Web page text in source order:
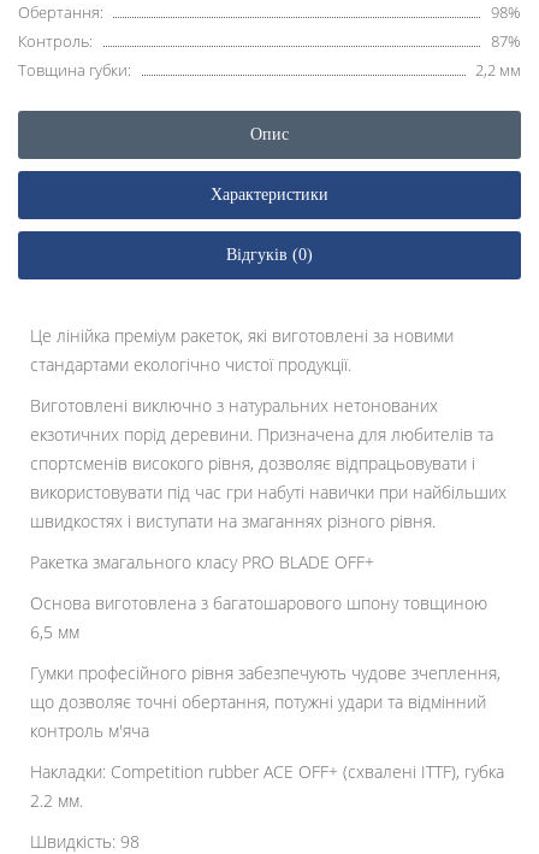
Обертання:
98%
Контроль:
87%
Товщина губки:
2,2 мм
Опис
Характеристики
Відгуків (0)
Це лінійка преміум ракеток, які виготовлені за новими
стандартами екологічно чистої продукції.
Виготовлені виключно з натуральних нетонованих
екзотичних порід деревини. Призначена для любителів та
спортсменів високого рівня, дозволяє відпрацьовувати і
використовувати під час гри набуті навички при найбільших
швидкостях і виступати на змаганнях різного рівня.
Ракетка змагального класу PRO BLADE OFF+
Основа виготовлена з багатошарового шпону товщиною
6,5 мм
Гумки професійного рівня забезпечують чудове зчеплення,
що дозволяє точні обертання, потужні удари та відмінний
контроль м'яча
Накладки: Competition rubber ACE OFF+ (схвалені ITTF), губка
2.2 мм.
Швидкість: 98